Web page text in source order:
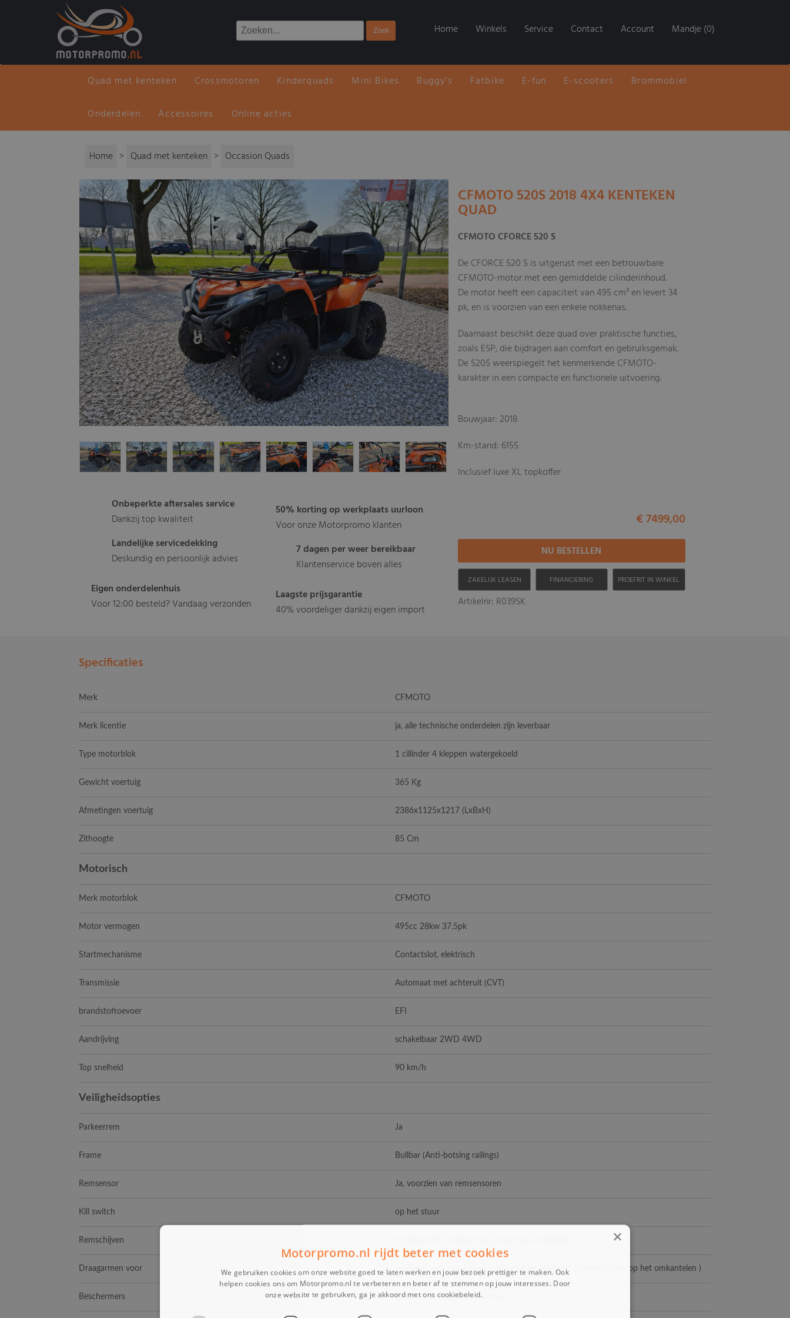
Home Winkels Service Contact Account Mandje (0)
Quad met kenteken Crossmotoren Kinderquads Mini Bikes Buggy's Fatbike E-fun E-scooters Brommobiel
Onderdelen Accessoires Online acties
Home > Quad met kenteken > Occasion Quads
Onbeperkte aftersales service
Dankzij top kwaliteit
Landelijke servicedekking
Deskundig en persoonlijk advies
Eigen onderdelenhuis
Voor 12:00 besteld? Vandaag verzonden
50% korting op werkplaats uurloon
Voor onze Motorpromo klanten
7 dagen per weer bereikbaar
Klantenservice boven alles
Laagste prijsgarantie
40% voordeliger dankzij eigen import
CFMOTO 520S 2018 4X4 KENTEKEN
QUAD
CFMOTO CFORCE 520 S
De CFORCE 520 S is uitgerust met een betrouwbare
CFMOTO-motor met een gemiddelde cilinderinhoud.
De motor heeft een capaciteit van 495 cm³ en levert 34
pk, en is voorzien van een enkele nokkenas.
Daarnaast beschikt deze quad over praktische functies,
zoals ESP, die bijdragen aan comfort en gebruiksgemak.
De 520S weerspiegelt het kenmerkende CFMOTO-
karakter in een compacte en functionele uitvoering.
Bouwjaar: 2018
Km-stand: 6155
Inclusief luxe XL topkoffer
€ 7499,00
ZAKELIJK LEASEN FINANCIERING PROEFRIT IN WINKEL
Artikelnr: R039SK
Specificaties
Merk CFMOTO
Merk licentie ja, alle technische onderdelen zijn leverbaar
Type motorblok 1 cillinder 4 kleppen watergekoeld
Gewicht voertuig 365 Kg
Afmetingen voertuig 2386x1125x1217 (LxBxH)
Zithoogte 85 Cm
Motorisch
Merk motorblok CFMOTO
Motor vermogen 495cc 28kw 37.5pk
Startmechanisme Contactslot, elektrisch
Transmissie Automaat met achteruit (CVT)
brandstoftoevoer EFI
Aandrijving schakelbaar 2WD 4WD
Top snelheid 90 km/h
Veiligheidsopties
Parkeerrem Ja
Frame Bullbar (Anti-botsing railings)
Remsensor Ja, voorzien van remsensoren
Kill switch op het stuur
Remschijven
Draagarmen voor verbreed voor een betere wegligging en veiligheid ( verlaagt kans op het omkantelen )
Beschermers Bullbar, voetplaat beschermers,
×
Motorpromo.nl rijdt beter met cookies
We gebruiken cookies om onze website goed te laten werken en jouw bezoek prettiger te maken. Ook
helpen cookies ons om Motorpromo.nl te verbeteren en beter af te stemmen op jouw interesses. Door
onze website te gebruiken, ga je akkoord met ons cookiebeleid.